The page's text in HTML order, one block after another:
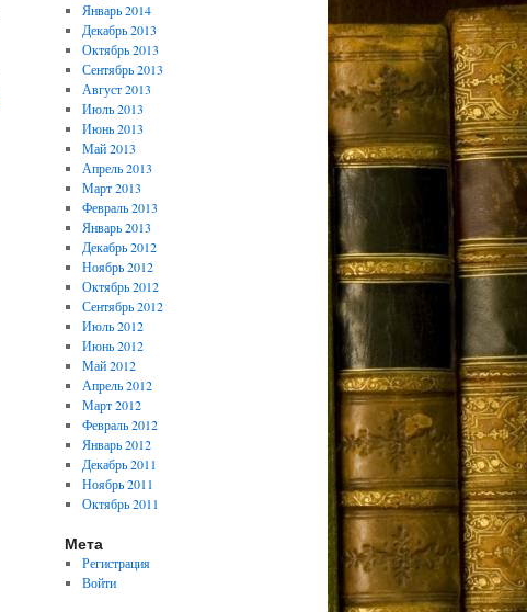
Январь 2014
Декабрь 2013
Октябрь 2013
Сентябрь 2013
Август 2013
Июль 2013
Июнь 2013
Май 2013
Апрель 2013
Март 2013
Февраль 2013
Январь 2013
Декабрь 2012
Ноябрь 2012
Октябрь 2012
Сентябрь 2012
Июль 2012
Июнь 2012
Май 2012
Апрель 2012
Март 2012
Февраль 2012
Январь 2012
Декабрь 2011
Ноябрь 2011
Октябрь 2011
Мета
Регистрация
Войти